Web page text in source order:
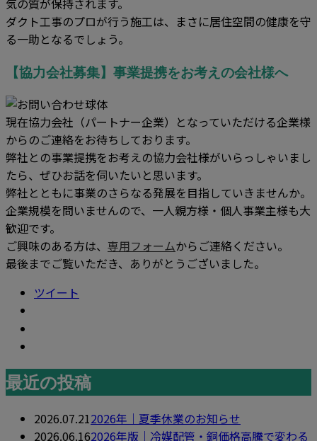
気の質が保持されます。
ダクト工事のプロが行う施工は、まさに居住空間の健康を守
る一助となるでしょう。
【協力会社募集】事業提携をお考えの会社様へ
現在協力会社（パートナー企業）となっていただける企業様
からのご連絡をお待ちしております。
弊社との事業提携をお考えの協力会社様がいらっしゃいまし
たら、ぜひお話を伺いたいと思います。
弊社とともに事業のさらなる発展を目指していきませんか。
企業規模を問いませんので、一人親方様・個人事業主様も大
歓迎です。
ご興味のある方は、 専用フォームからご連絡ください。
最後までご覧いただき、ありがとうございました。
ツイート
最近の投稿
2026.07.212026年｜夏季休業のお知らせ
2026.06.162026年版｜冷媒配管・銅価格高騰で変わる